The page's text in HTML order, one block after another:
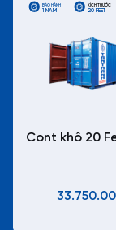
BẢO HÀNH
1 NĂM
KÍCH THƯỚC
20 FEET
Cont khô 20